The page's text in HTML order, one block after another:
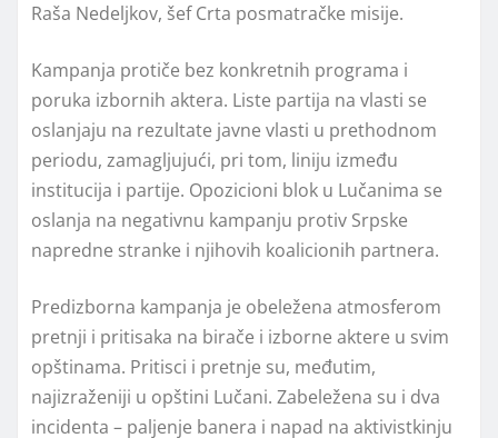
Raša Nedeljkov, šef Crta posmatračke misije.
Kampanja protiče bez konkretnih programa i
poruka izbornih aktera. Liste partija na vlasti se
oslanjaju na rezultate javne vlasti u prethodnom
periodu, zamagljujući, pri tom, liniju između
institucija i partije. Opozicioni blok u Lučanima se
oslanja na negativnu kampanju protiv Srpske
napredne stranke i njihovih koalicionih partnera.
Predizborna kampanja je obeležena atmosferom
pretnji i pritisaka na birače i izborne aktere u svim
opštinama. Pritisci i pretnje su, međutim,
najizraženiji u opštini Lučani. Zabeležena su i dva
incidenta – paljenje banera i napad na aktivistkinju